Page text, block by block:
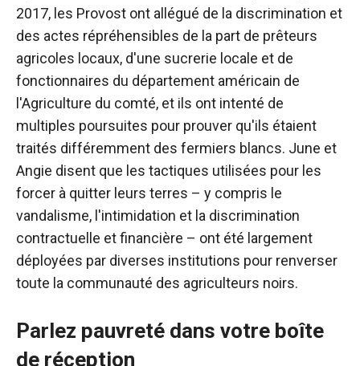
2017, les Provost ont allégué de la discrimination et
des actes répréhensibles de la part de prêteurs
agricoles locaux, d'une sucrerie locale et de
fonctionnaires du département américain de
l'Agriculture du comté, et ils ont intenté de
multiples poursuites pour prouver qu'ils étaient
traités différemment des fermiers blancs. June et
Angie disent que les tactiques utilisées pour les
forcer à quitter leurs terres – y compris le
vandalisme, l'intimidation et la discrimination
contractuelle et financière – ont été largement
déployées par diverses institutions pour renverser
toute la communauté des agriculteurs noirs.
Parlez pauvreté dans votre boîte
de réception